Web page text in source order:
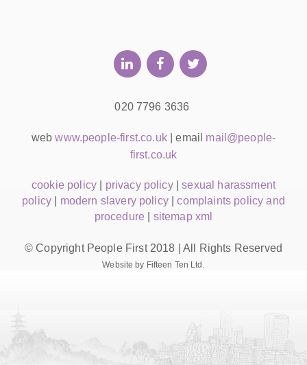
020 7796 3636
webwww.people-first.co.uk| email mail@people-
first.co.uk
cookie policy privacy policy|sexual harassment
policy
modern slavery policy|complaints policy and
procedure
sitemap xml
© Copyright People First 2018 | All Rights Reserved
Website by Fifteen Ten Ltd.